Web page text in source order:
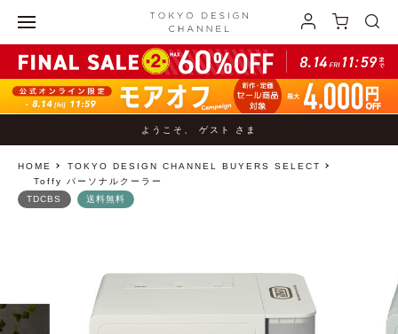
ようこそ、 ゲスト さま
HOME
TOKYO DESIGN CHANNEL BUYERS SELECT
Toffy パーソナルクーラー
TDCBS 送料無料